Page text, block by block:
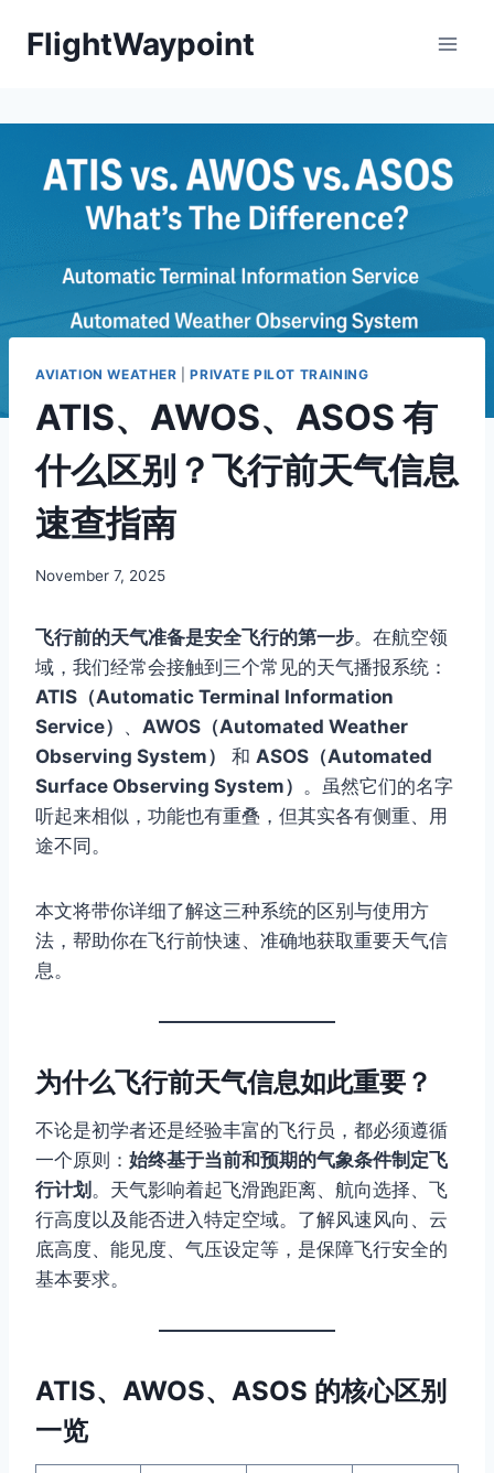
FlightWaypoint
AVIATION WEATHER |PRIVATE PILOT TRAINING
ATIS、AWOS、ASOS 有
什么区别？飞行前天气信息
速查指南
By
November 7, 2025
飞行前的天气准备是安全飞行的第一步。在航空领
域，我们经常会接触到三个常见的天气播报系统：
ATIS（Automatic Terminal Information
Service） 、 AWOS（Automated Weather
Observing System）
和 ASOS（Automated
Surface Observing System） 。虽然它们的名字
听起来相似，功能也有重叠，但其实各有侧重、用
途不同。
本文将带你详细了解这三种系统的区别与使用方
法，帮助你在飞行前快速、准确地获取重要天气信
息。
为什么飞行前天气信息如此重要？
不论是初学者还是经验丰富的飞行员，都必须遵循
一个原则： 始终基于当前和预期的气象条件制定飞
行计划 。天气影响着起飞滑跑距离、航向选择、飞
行高度以及能否进入特定空域。了解风速风向、云
底高度、能见度、气压设定等，是保障飞行安全的
基本要求。
ATIS、AWOS、ASOS 的核心区别
一览